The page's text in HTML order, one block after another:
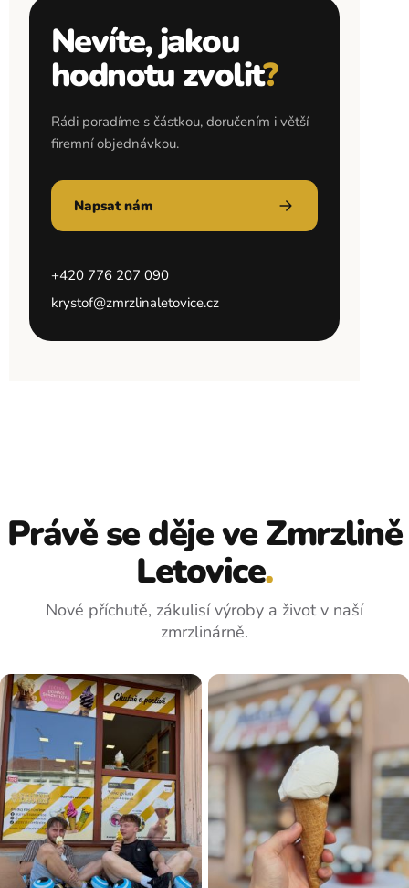
Nevíte, jakou
hodnotu zvolit?
Rádi poradíme s částkou, doručením i větší
firemní objednávkou.
Napsat nám
+420 776 207 090
krystof@zmrzlinaletovice.cz
Právě se děje ve Zmrzlině
Letovice.
Nové příchutě, zákulisí výroby a život v naší
zmrzlinárně.